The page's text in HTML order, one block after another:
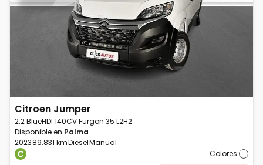
Citroen Jumper
2.2 BlueHDI 140CV Furgon 35 L2H2
Disponible en Palma
202389.831 kmDieselManual
Colores: